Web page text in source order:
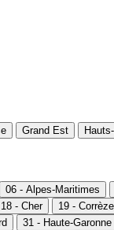
Grand Est
06 - Alpes-Maritimes
18 - Cher 19 - Corrèze
31 - Haute-Garonne